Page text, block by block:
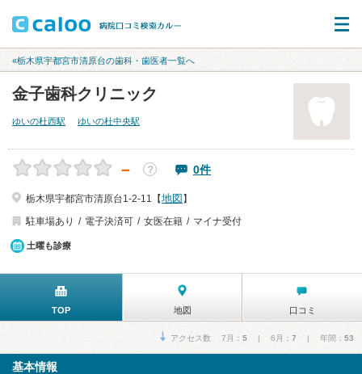
«栃木県宇都宮市清原台の歯科・歯医者一覧へ
金子歯科クリニック
ゆいの杜西駅 ゆいの杜中央駅
－ ？ 0件
栃木県宇都宮市清原台1-2-11【地図 】
駐車場あり
電子決済可 女医在籍 マイナ受付
土曜も診療
TOP 地図 口コミ
アクセス数 7月： 5 | 6月： 7 | 年間： 53
基本情報